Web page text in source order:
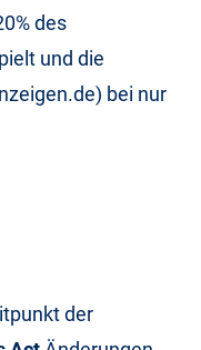
des
und die
bei nur
der